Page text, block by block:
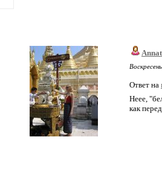
Ответ на
Неее,
как